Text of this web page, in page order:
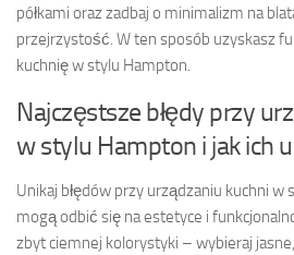
półkami oraz zadbaj o minimalizm na
przejrzystość. W ten sposób uzyskasz
kuchnię w stylu Hampton.
Najczęstsze błędy przy
w stylu Hampton i jak ich
Unikaj błędów przy urządzaniu kuchni
mogą odbić się na estetyce i
zbyt ciemnej kolorystyki – wybieraj